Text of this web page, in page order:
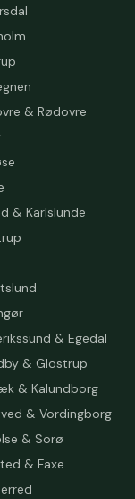
& Rødovre
& Karlslunde
& Egedal
& Glostrup
& Kalundborg
& Vordingborg
& Sorø
& Faxe